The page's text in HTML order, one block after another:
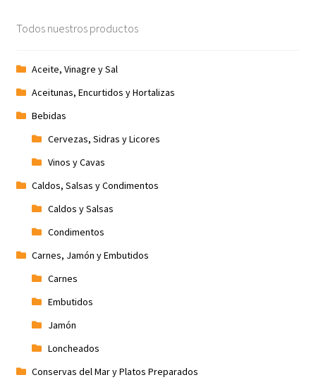
Promociones
Términos y condiciones
Tienda
Todos nuestros productos
Aceite, Vinagre y Sal
Aceitunas, Encurtidos y Hortalizas
Bebidas
Cervezas, Sidras y Licores
Vinos y Cavas
Caldos, Salsas y Condimentos
Caldos y Salsas
Condimentos
Carnes, Jamón y Embutidos
Carnes
Embutidos
Jamón
Loncheados
Conservas del Mar y Platos Preparados